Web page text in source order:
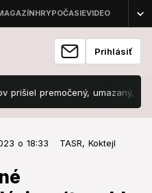
Prihlásiť
premočený, umazaný, ale...
o 18:33 TASR, Koktejl
2023 o 18:33
zemetrasenie: